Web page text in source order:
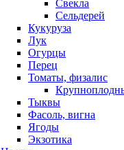
Свекла
Сельдерей
Кукуруза
Лук
Огурцы
Перец
Томаты, физалис
Тыквы
Фасоль, вигна
Ягоды
Экзотика